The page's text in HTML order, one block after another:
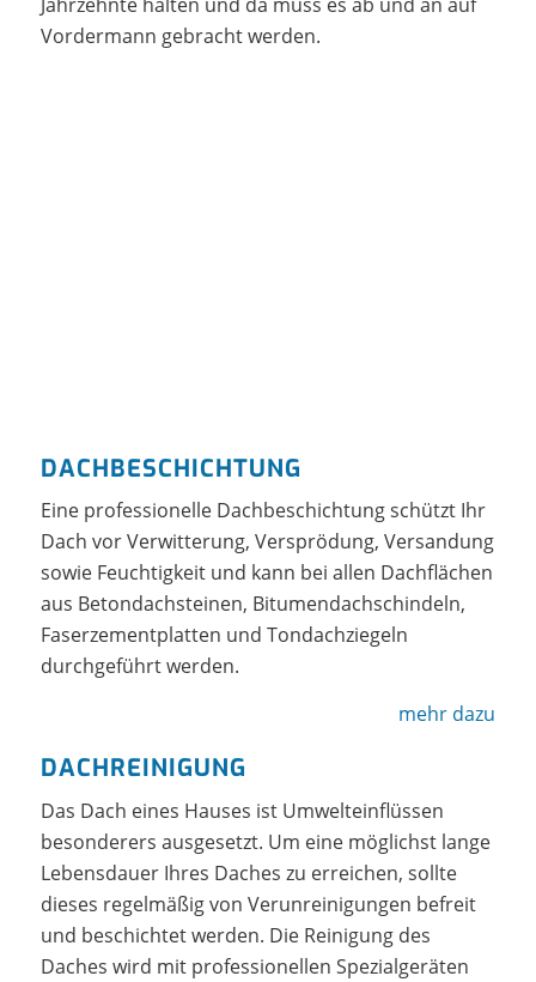
Vordermann gebracht werden.
DACHBESCHICHTUNG
Eine professionelle Dachbeschichtung schützt Ihr
Dach vor Verwitterung, Versprödung, Versandung
sowie Feuchtigkeit und kann bei allen Dachflächen
aus Betondachsteinen, Bitumendachschindeln,
Faserzementplatten und Tondachziegeln
durchgeführt werden.
mehr dazu
DACHREINIGUNG
Das Dach eines Hauses ist Umwelteinflüssen
besonderers ausgesetzt. Um eine möglichst lange
Lebensdauer Ihres Daches zu erreichen, sollte
dieses regelmäßig von Verunreinigungen befreit
und beschichtet werden. Die Reinigung des
Daches wird mit professionellen Spezialgeräten